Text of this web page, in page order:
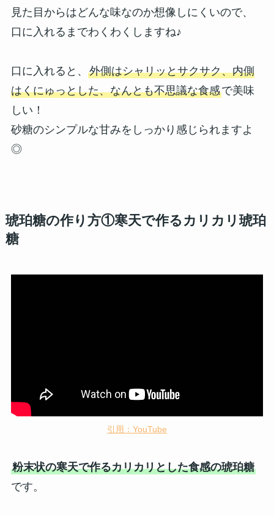
見た目からはどんな味なのか想像しにくいので、
口に入れるまでわくわくしますね♪
口に入れると、 外側はシャリッとサクサク、内側
はくにゅっとした、なんとも不思議な食感で美味
しい！
砂糖のシンプルな甘みをしっかり感じられますよ
◎
琥珀糖の作り方①寒天で作るカリカリ琥珀
糖
引用：YouTube
粉末状の寒天で作るカリカリとした食感の琥珀糖
です。